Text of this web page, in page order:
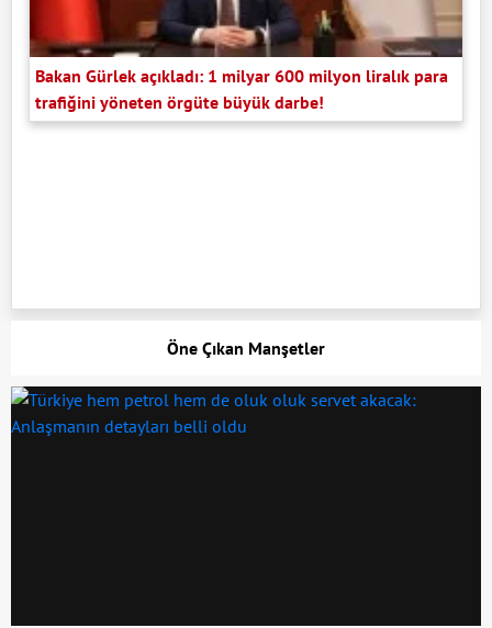
Bakan Gürlek açıkladı: 1 milyar 600 milyon liralık para
trafiğini yöneten örgüte büyük darbe!
Öne Çıkan Manşetler